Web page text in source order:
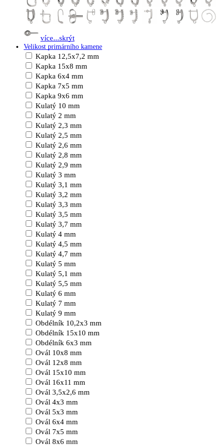
více...skrýt
Velikost primárního kamene
Kapka 12,5x7,2 mm
Kapka 15x8 mm
Kapka 6x4 mm
Kapka 7x5 mm
Kapka 9x6 mm
Kulatý 10 mm
Kulatý 2 mm
Kulatý 2,3 mm
Kulatý 2,5 mm
Kulatý 2,6 mm
Kulatý 2,8 mm
Kulatý 2,9 mm
Kulatý 3 mm
Kulatý 3,1 mm
Kulatý 3,2 mm
Kulatý 3,3 mm
Kulatý 3,5 mm
Kulatý 3,7 mm
Kulatý 4 mm
Kulatý 4,5 mm
Kulatý 4,7 mm
Kulatý 5 mm
Kulatý 5,1 mm
Kulatý 5,5 mm
Kulatý 6 mm
Kulatý 7 mm
Kulatý 9 mm
Obdélník 10,2x3 mm
Obdélník 15x10 mm
Obdélník 6x3 mm
Ovál 10x8 mm
Ovál 12x8 mm
Ovál 15x10 mm
Ovál 16x11 mm
Ovál 3,5x2,6 mm
Ovál 4x3 mm
Ovál 5x3 mm
Ovál 6x4 mm
Ovál 7x5 mm
Ovál 8x6 mm